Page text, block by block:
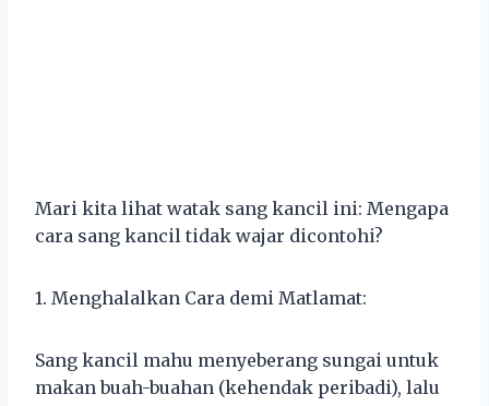
Mari kita lihat watak sang kancil ini: Mengapa
cara sang kancil tidak wajar dicontohi?
1. Menghalalkan Cara demi Matlamat:
Sang kancil mahu menyeberang sungai untuk
makan buah-buahan (kehendak peribadi), lalu